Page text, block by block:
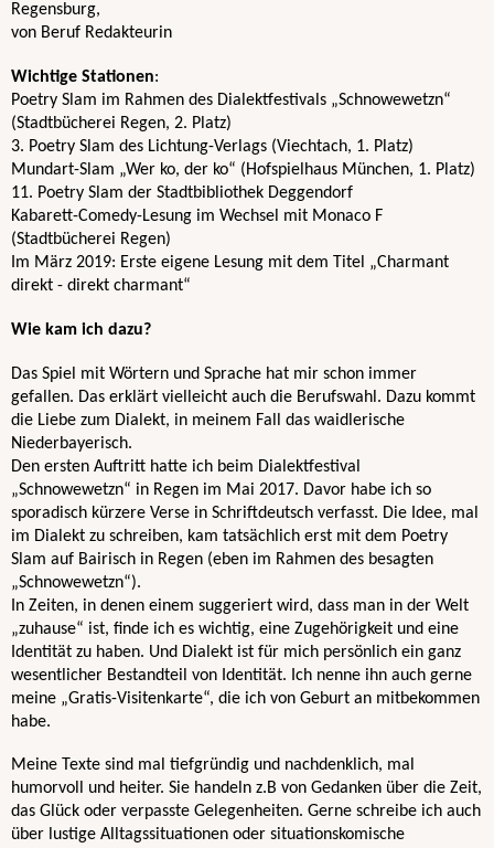
Regensburg,
von Beruf Redakteurin
Wichtige Stationen:
Poetry Slam im Rahmen des Dialektfestivals „Schnowewetzn“
(Stadtbücherei Regen, 2. Platz)
3. Poetry Slam des Lichtung-Verlags (Viechtach, 1. Platz)
Mundart-Slam „Wer ko, der ko“ (Hofspielhaus München, 1. Platz)
11. Poetry Slam der Stadtbibliothek Deggendorf
Kabarett-Comedy-Lesung im Wechsel mit Monaco F
(Stadtbücherei Regen)
Im März 2019: Erste eigene Lesung mit dem Titel „Charmant
direkt - direkt charmant“
Wie kam ich dazu?
Das Spiel mit Wörtern und Sprache hat mir schon immer
gefallen. Das erklärt vielleicht auch die Berufswahl. Dazu kommt
die Liebe zum Dialekt, in meinem Fall das waidlerische
Niederbayerisch.
Den ersten Auftritt hatte ich beim Dialektfestival
„Schnowewetzn“ in Regen im Mai 2017. Davor habe ich so
sporadisch kürzere Verse in Schriftdeutsch verfasst. Die Idee, mal
im Dialekt zu schreiben, kam tatsächlich erst mit dem Poetry
Slam auf Bairisch in Regen (eben im Rahmen des besagten
„Schnowewetzn“).
In Zeiten, in denen einem suggeriert wird, dass man in der Welt
„zuhause“ ist, finde ich es wichtig, eine Zugehörigkeit und eine
Identität zu haben. Und Dialekt ist für mich persönlich ein ganz
wesentlicher Bestandteil von Identität. Ich nenne ihn auch gerne
meine „Gratis-Visitenkarte“, die ich von Geburt an mitbekommen
habe.
Meine Texte sind mal tiefgründig und nachdenklich, mal
humorvoll und heiter. Sie handeln z.B von Gedanken über die Zeit,
das Glück oder verpasste Gelegenheiten. Gerne schreibe ich auch
über lustige Alltagssituationen oder situationskomische